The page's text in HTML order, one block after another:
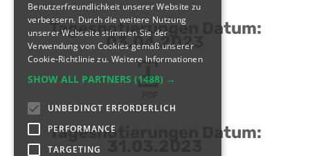
Tagesnotierungen Datum:
03.04.2023
Tagesnotierungen Datum:
Benutzerfreundlichkeit unserer Website zu
verbessern. Durch die weitere Nutzung
unserer Webseite stimmen Sie der
Verwendung von Cookies gemäß unserer
Cookie-Richtlinie zu. Weitere Informationen
SHOW ALL PARTNERS (1488) →
UNBEDINGT ERFORDERLICH
PERFORMANCE
TARGETING